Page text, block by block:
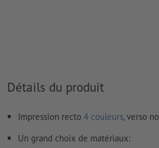
Détails du produit
Impression recto 4 couleurs, verso
Un grand choix de matériaux: